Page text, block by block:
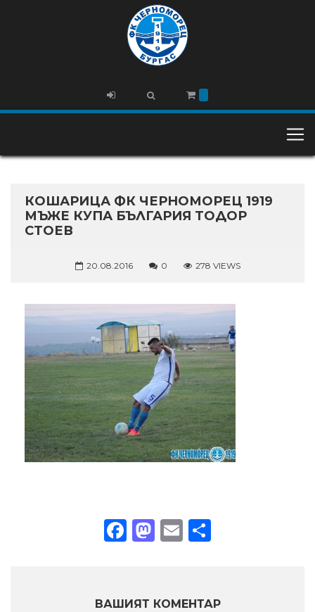
КОШАРИЦА ФК ЧЕРНОМОРЕЦ 1919
МЪЖЕ КУПА БЪЛГАРИЯ ТОДОР
СТОЕВ
20.08.2016 0 278 VIEWS
Facebook
Mastodon
Email
ВАШИЯТ КОМЕНТАР